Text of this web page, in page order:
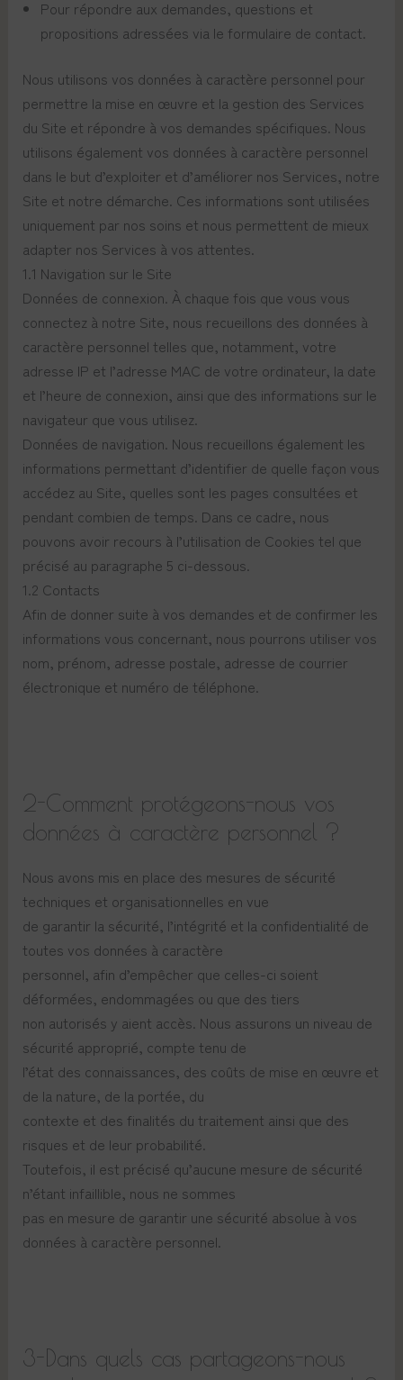
Pour répondre aux demandes, questions et
propositions adressées via le formulaire de contact.
Nous utilisons vos données à caractère personnel pour
permettre la mise en œuvre et la gestion des Services
du Site et répondre à vos demandes spécifiques. Nous
utilisons également vos données à caractère personnel
dans le but d’exploiter et d’améliorer nos Services, notre
Site et notre démarche. Ces informations sont utilisées
uniquement par nos soins et nous permettent de mieux
adapter nos Services à vos attentes.
1.1 Navigation sur le Site
Données de connexion. À chaque fois que vous vous
connectez à notre Site, nous recueillons des données à
caractère personnel telles que, notamment, votre
adresse IP et l’adresse MAC de votre ordinateur, la date
et l’heure de connexion, ainsi que des informations sur le
navigateur que vous utilisez.
Données de navigation. Nous recueillons également les
informations permettant d’identifier de quelle façon vous
accédez au Site, quelles sont les pages consultées et
pendant combien de temps. Dans ce cadre, nous
pouvons avoir recours à l’utilisation de Cookies tel que
précisé au paragraphe 5 ci-dessous.
1.2 Contacts
Afin de donner suite à vos demandes et de confirmer les
informations vous concernant, nous pourrons utiliser vos
nom, prénom, adresse postale, adresse de courrier
électronique et numéro de téléphone.
2-Comment protégeons-nous vos
données à caractère personnel ?
Nous avons mis en place des mesures de sécurité
techniques et organisationnelles en vue
de garantir la sécurité, l’intégrité et la confidentialité de
toutes vos données à caractère
personnel, afin d’empêcher que celles-ci soient
déformées, endommagées ou que des tiers
non autorisés y aient accès. Nous assurons un niveau de
sécurité approprié, compte tenu de
l’état des connaissances, des coûts de mise en œuvre et
de la nature, de la portée, du
contexte et des finalités du traitement ainsi que des
risques et de leur probabilité.
Toutefois, il est précisé qu’aucune mesure de sécurité
n’étant infaillible, nous ne sommes
pas en mesure de garantir une sécurité absolue à vos
données à caractère personnel.
3-Dans quels cas partageons-nous